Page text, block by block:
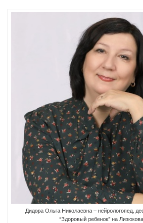
Дидора Ольга Николаевна – нейрологопед,
“Здоровый ребенок” на